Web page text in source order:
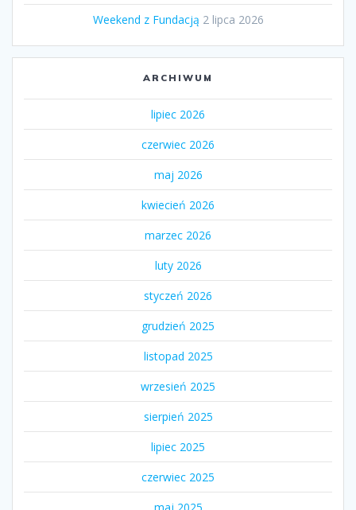
Weekend z Fundacją 2 lipca 2026
ARCHIWUM
lipiec 2026
czerwiec 2026
maj 2026
kwiecień 2026
marzec 2026
luty 2026
styczeń 2026
grudzień 2025
listopad 2025
wrzesień 2025
sierpień 2025
lipiec 2025
czerwiec 2025